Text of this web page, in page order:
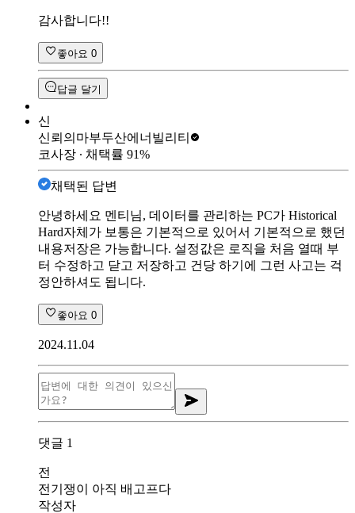
감사합니다!!
좋아요 0
답글 달기
신
신뢰의마부두산에너빌리티
코사장 ∙ 채택률 91%
채택된 답변
안녕하세요 멘티님, 데이터를 관리하는 PC가 Historical
Hard자체가 보통은 기본적으로 있어서 기본적으로 했던
내용저장은 가능합니다. 설정값은 로직을 처음 열때 부
터 수정하고 닫고 저장하고 건당 하기에 그런 사고는 걱
정안하셔도 됩니다.
좋아요 0
2024.11.04
댓글 1
전
전기쟁이 아직 배고프다
작성자